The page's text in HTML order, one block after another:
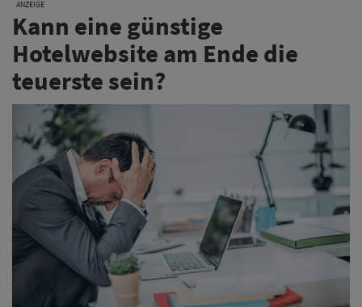
Wer nur auf den Preis schaut, zahlt später oft doppelt.
Hoher Pflegeaufwand, fehlende Funktionen oder
entgangene Direktbuchungen können die
vermeintliche Ersparnis schnell zunichtemachen. Mit
hellohotel hat XPORT ein Website-System entwickelt,
das speziell für Hotels konzipiert wurde: mit allen
wichtigen Funktionen, einfacher Pflege und einem
fairen Preis-Leistungs-Verhältnis. Unser Preisrechner
liefert Ihnen in nur 60 Sekunden eine erste
Orientierung.